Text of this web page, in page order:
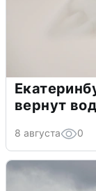
вернут
8 августа 0